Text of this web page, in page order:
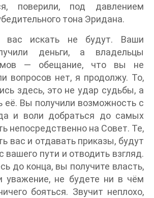
поверили, под давлением
тона Эридана.
искать не будут. Ваши
деньги, а владельцы
— обещание, что вы не
вопросов нет, я продолжу. То,
здесь, это не удар судьбы, а
её. Вы получили возможность с
и воли добраться до самых
непосредственно на Совет. Те,
вас и отдавать приказы, будут
вашего пути и отводить взгляд.
до конца, вы получите власть,
уважение, не будете ни в чём
бояться. Звучит неплохо,